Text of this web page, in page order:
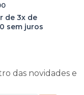
de 3x de
sem juros
das novidades e